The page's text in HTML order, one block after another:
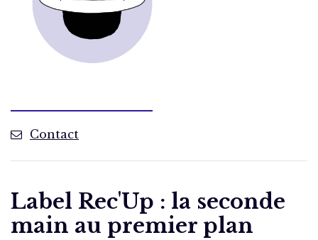
Contact
Label Rec'Up : la seconde
main au premier plan